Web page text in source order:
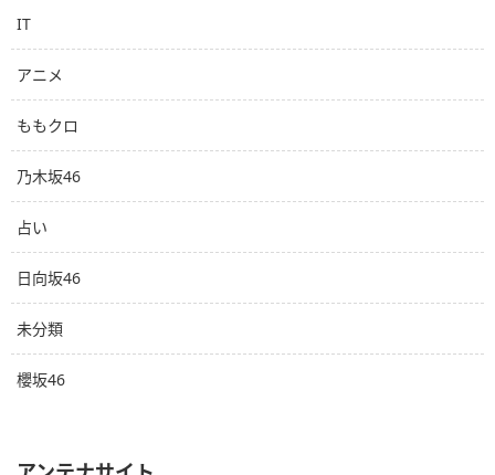
IT
アニメ
ももクロ
乃木坂46
占い
日向坂46
未分類
櫻坂46